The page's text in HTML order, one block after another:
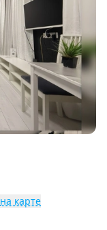
на карте